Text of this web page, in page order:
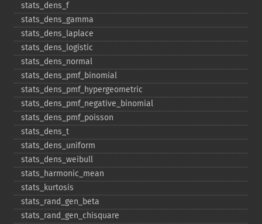
stats_​dens_​f
stats_​dens_​gamma
stats_​dens_​laplace
stats_​dens_​logistic
stats_​dens_​normal
stats_​dens_​pmf_​binomial
stats_​dens_​pmf_​hypergeometric
stats_​dens_​pmf_​negative_​binomial
stats_​dens_​pmf_​poisson
stats_​dens_​t
stats_​dens_​uniform
stats_​dens_​weibull
stats_​harmonic_​mean
stats_​kurtosis
stats_​rand_​gen_​beta
stats_​rand_​gen_​chisquare